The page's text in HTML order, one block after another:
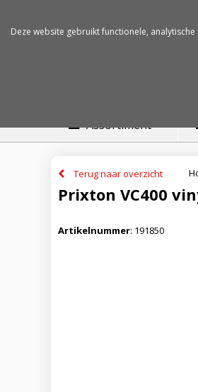
Assortiment
Terug naar overzicht
Prixton VC400
Artikelnummer: 191850
Deze website gebruikt functionele,